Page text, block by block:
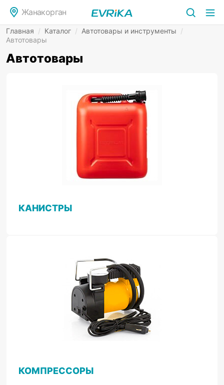
Жанакорган
Главная / Каталог / Автотовары и инструменты /
Автотовары
Автотовары
КАНИСТРЫ
КОМПРЕССОРЫ